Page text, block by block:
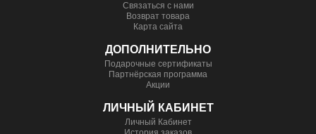
Связаться с нами
Возврат товара
Карта сайта
ДОПОЛНИТЕЛЬНО
Подарочные сертификаты
Партнёрская программа
Акции
ЛИЧНЫЙ КАБИНЕТ
Личный Кабинет